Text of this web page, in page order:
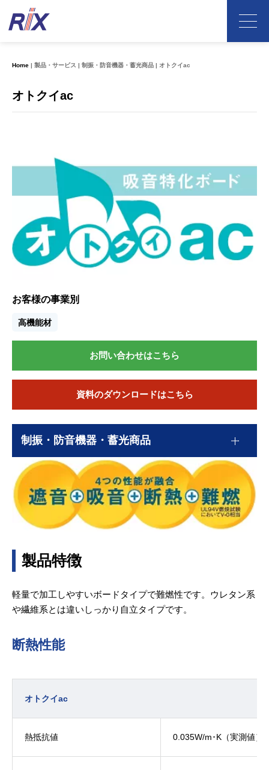
Home 製品・サービス 制振・防音機器・蓄光商品 オトクイac
オトクイac
お客様の事業別
高機能材
お問い合わせはこちら
資料のダウンロードはこちら
制振・防音機器・蓄光商品
製品特徴
軽量で加工しやすいボードタイプで難燃性です。ウレタン系
や繊維系とは違いしっかり自立タイプです。
断熱性能
オトクイac
熱抵抗値 0.035W/m･K（実測値）